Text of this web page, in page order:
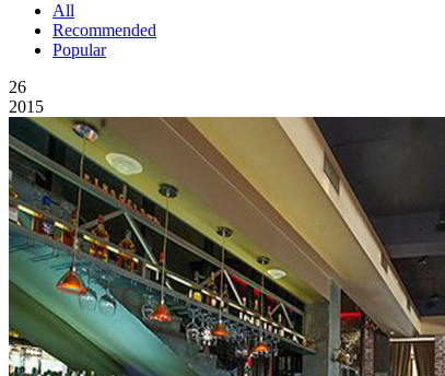
All
Recommended
Popular
26
2015